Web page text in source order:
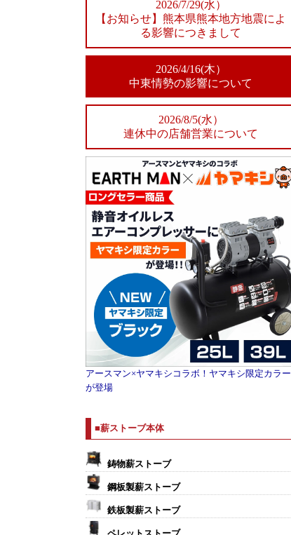
2026/7/29(水）
【お知らせ】熊本県熊本地方地震によ
る影響につきまして
2026/4/16(木）
中東情勢の影響について
2026/8/5(水）
連休中の店舗営業について
アースマン×ヤマキシコラボ！ヤマキシ限定カラー
が登場
■薪ストーブ本体
鋳物薪ストーブ
鋼板製薪ストーブ
鉄板製薪ストーブ